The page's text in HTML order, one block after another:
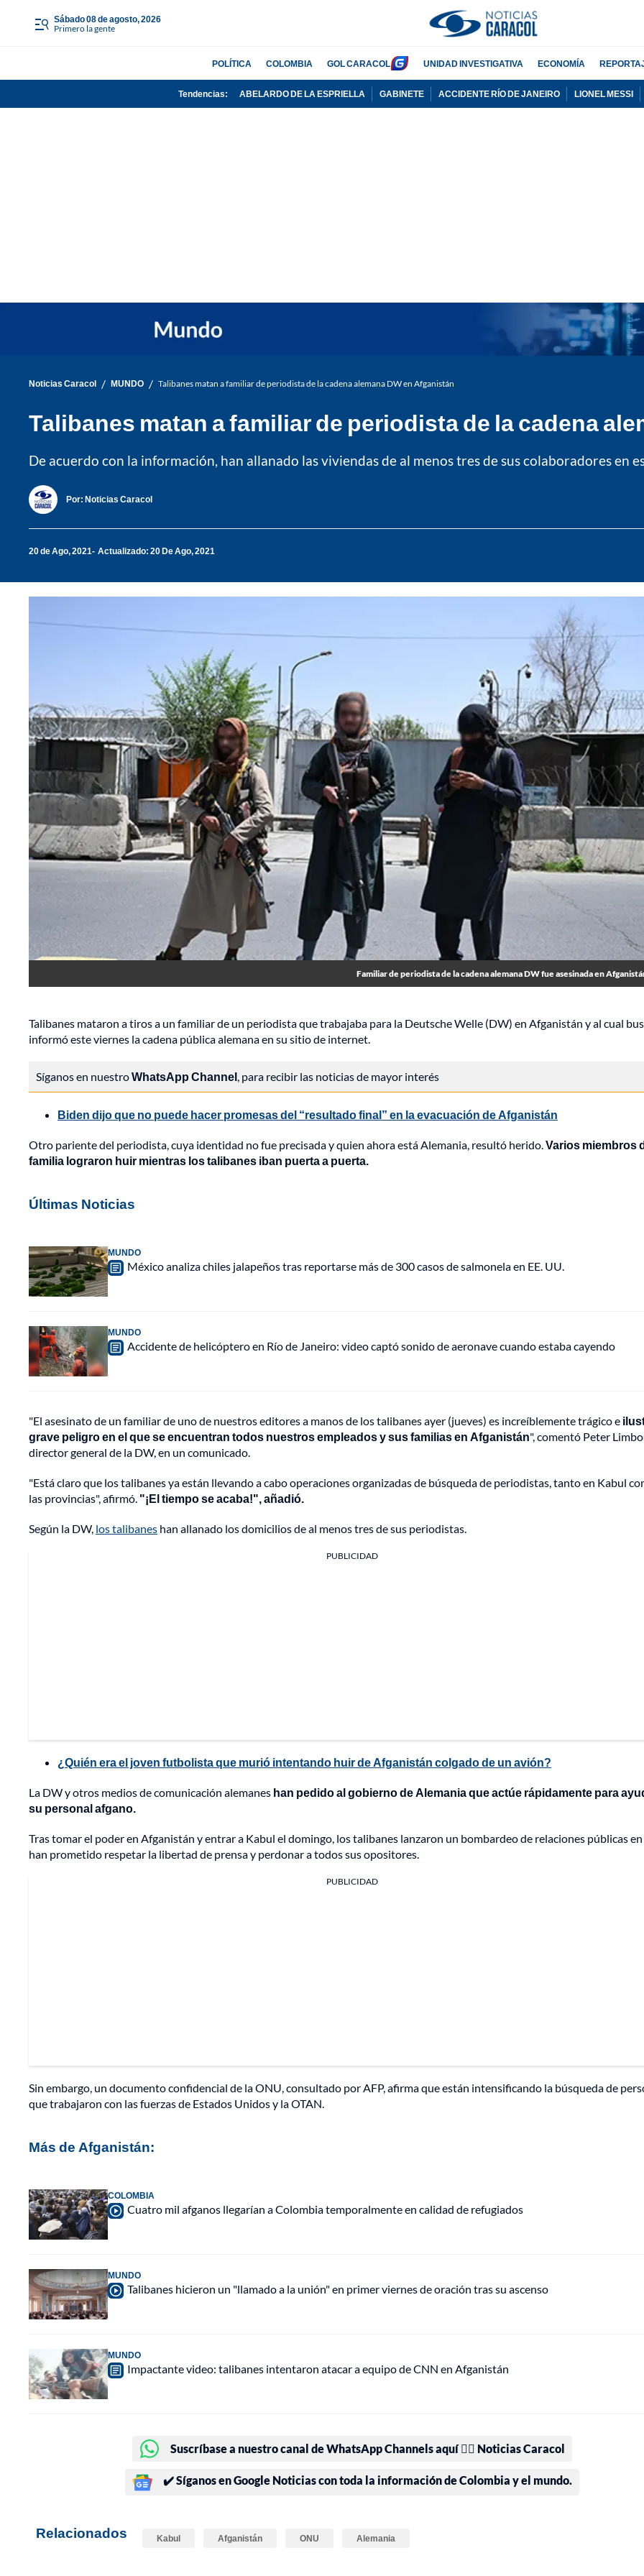
sábado 08 de agosto, 2026
Primero la gente
POLÍTICA COLOMBIA GOL CARACOL UNIDAD INVESTIGATIVA ECONOMÍA
Tendencias: ABELARDO DE LA ESPRIELLA GABINETE ACCIDENTE RÍO DE JANEIRO LIONEL MESSI
Noticias Caracol / MUNDO / Talibanes matan a familiar de periodista de la cadena alemana DW en Afganistán
Talibanes matan a familiar de periodista de la cadena
De acuerdo con la información, han allanado las viviendas de al menos tres de sus colaboradores en
Por: Noticias Caracol
20 de Ago, 2021 Actualizado: 20 De Ago, 2021
Familiar de periodista de la cadena alemana DW fue asesinada en
Talibanes mataron a tiros a un familiar de un periodista que trabajaba para la Deutsche Welle (DW) en Afganistán y al cual
informó este viernes la cadena pública alemana en su sitio de internet.
Síganos en nuestroWhatsApp Channel, para recibir las noticias de mayor interés
Biden dijo que no puede hacer promesas del “resultado final” en la evacuación de Afganistán
Otro pariente del periodista, cuya identidad no fue precisada y quien ahora está Alemania, resultó herido.Varios miembros
familia lograron huir mientras los talibanes iban puerta a puerta.
Últimas Noticias
MUNDO
México analiza chiles jalapeños tras reportarse más de 300 casos de salmonela en EE. UU.
MUNDO
Accidente de helicóptero en Río de Janeiro: video captó sonido de aeronave cuando estaba cayendo
"El asesinato de un familiar de uno de nuestros editores a manos de los talibanes ayer (jueves) es increíblemente trágico e
grave peligro en el que se encuentran todos nuestros empleados y sus familias en Afganistán", comentó Peter
director general de la DW, en un comunicado.
"Está claro que los talibanes ya están llevando a cabo operaciones organizadas de búsqueda de periodistas, tanto en Kabul
las provincias", afirmó. "¡El tiempo se acaba!", añadió.
Según la DW, los talibanes han allanado los domicilios de al menos tres de sus periodistas.
PUBLICIDAD
¿Quién era el joven futbolista que murió intentando huir de Afganistán colgado de un avión?
La DW y otros medios de comunicación alemanes han pedido al gobierno de Alemania que actúe rápidamente para
su personal afgano.
Tras tomar el poder en Afganistán y entrar a Kabul el domingo, los talibanes lanzaron un bombardeo de relaciones públicas
han prometido respetar la libertad de prensa y perdonar a todos sus opositores.
PUBLICIDAD
Sin embargo, un documento confidencial de la ONU, consultado por AFP, afirma que están intensificando la búsqueda de
que trabajaron con las fuerzas de Estados Unidos y la OTAN.
Más de Afganistán:
COLOMBIA
Cuatro mil afganos llegarían a Colombia temporalmente en calidad de refugiados
MUNDO
Talibanes hicieron un "llamado a la unión" en primer viernes de oración tras su ascenso
MUNDO
Impactante video: talibanes intentaron atacar a equipo de CNN en Afganistán
Suscríbase a nuestro canal de WhatsApp Channels aquí 👉🏻 Noticias Caracol
✔️ Síganos en Google Noticias con toda la información de Colombia y el mundo.
Relacionados Kabul Afganistán ONU Alemania